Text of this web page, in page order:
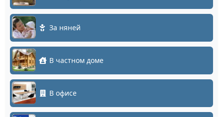
За няней
В частном доме
В офисе